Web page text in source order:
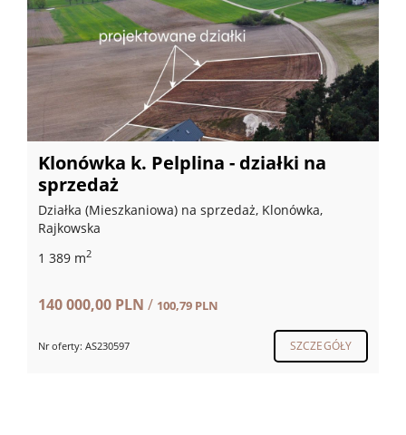
Klonówka k. Pelplina - działki na
sprzedaż
Działka (Mieszkaniowa) na sprzedaż, Klonówka,
Rajkowska
1 389 m2
140 000,00 PLN / 100,79 PLN
Nr oferty: AS230597 SZCZEGÓŁY